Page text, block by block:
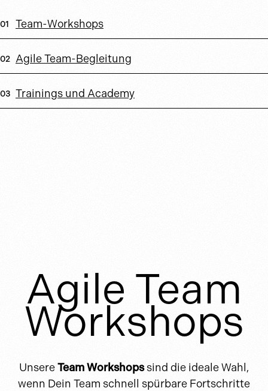
Team-Workshops
Agile Team-Begleitung
Trainings und Academy
Agile Team
Workshops
UnsereTeam Workshopssind die ideale Wahl,
wenn Dein Team schnell spürbare Fortschritte